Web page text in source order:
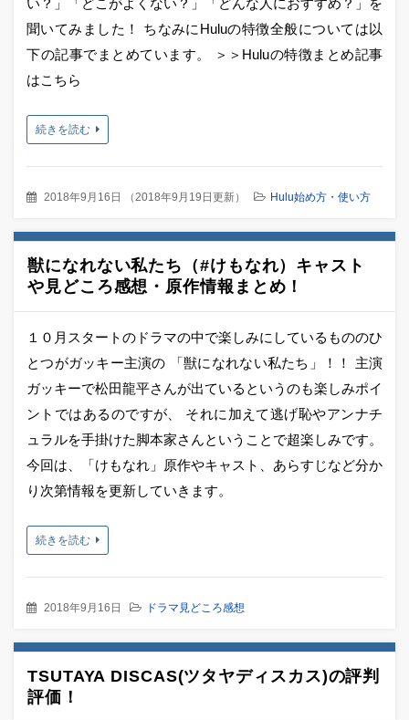
い？」「どこがよくない？」「どんな人におすすめ？」を
聞いてみました！ ちなみにHuluの特徴全般については以
下の記事でまとめています。 ＞＞Huluの特徴まとめ記事
はこちら
続きを読む
2018年9月16日 （2018年9月19日更新） Hulu始め方・使い方
獣になれない私たち（#けもなれ）キャスト
や見どころ感想・原作情報まとめ！
１０月スタートのドラマの中で楽しみにしているもののひ
とつがガッキー主演の 「獣になれない私たち」！！ 主演
ガッキーで松田龍平さんが出ているというのも楽しみポイ
ントではあるのですが、 それに加えて逃げ恥やアンナチ
ュラルを手掛けた脚本家さんということで超楽しみです。
今回は、「けもなれ」原作やキャスト、あらすじなど分か
り次第情報を更新していきます。
続きを読む
2018年9月16日 ドラマ見どころ感想
TSUTAYA DISCAS(ツタヤディスカス)の評判
評価！